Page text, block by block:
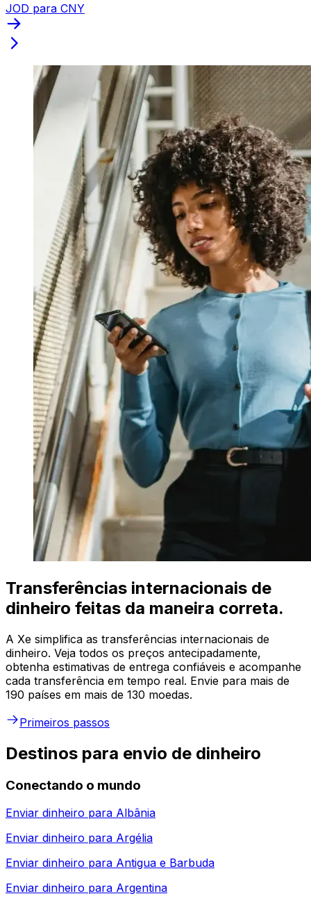
JOD para CNY
Transferências internacionais de
dinheiro feitas da maneira correta.
A Xe simplifica as transferências internacionais de
dinheiro. Veja todos os preços antecipadamente,
obtenha estimativas de entrega confiáveis e acompanhe
cada transferência em tempo real. Envie para mais de
190 países em mais de 130 moedas.
Primeiros passos
Destinos para envio de dinheiro
Conectando o mundo
Enviar dinheiro para Albânia
Enviar dinheiro para Argélia
Enviar dinheiro para Antigua e Barbuda
Enviar dinheiro para Argentina